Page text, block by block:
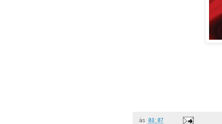
às 08:07